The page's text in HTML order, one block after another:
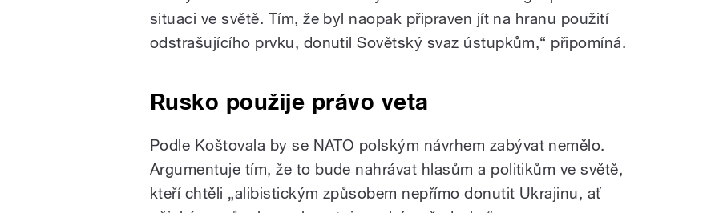
situaci ve světě. Tím, že byl naopak připraven jít na hranu použití
odstrašujícího prvku, donutil Sovětský svaz ústupkům,“ připomíná.
Rusko použije právo veta
Podle Koštovala by se NATO polským návrhem zabývat nemělo.
Argumentuje tím, že to bude nahrávat hlasům a politikům ve světě,
kteří chtěli „alibistickým způsobem nepřímo donutit Ukrajinu, ať